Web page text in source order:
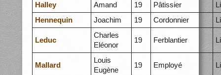
Halley
Amand 19 Pâtissier
Hennequin
Joachim 19 Cordonnier
Leduc
Charles
Eléonor
19 Ferblantier
Mallard
Louis
Eugène
19 Employé